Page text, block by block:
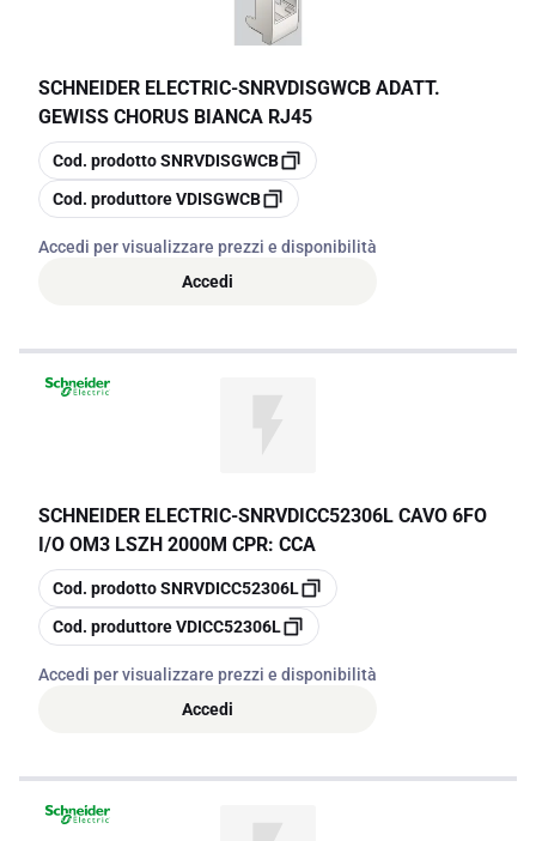
SCHNEIDER ELECTRIC-SNRVDISGWCB ADATT.
GEWISS CHORUS BIANCA RJ45
copia
Cod. prodottoSNRVDISGWCB
copia
Cod. produttoreVDISGWCB
Accedi per visualizzare prezzi e disponibilità
Accedi
SCHNEIDER ELECTRIC-SNRVDICC52306L CAVO 6FO
I/O OM3 LSZH 2000M CPR: CCA
copia
Cod. prodottoSNRVDICC52306L
copia
Cod. produttoreVDICC52306L
Accedi per visualizzare prezzi e disponibilità
Accedi